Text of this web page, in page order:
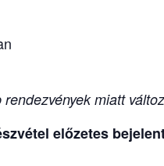
miatt
előzetes